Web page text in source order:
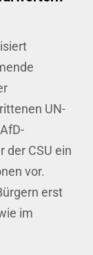
UN-
der CSU ein
vor.
erst
im